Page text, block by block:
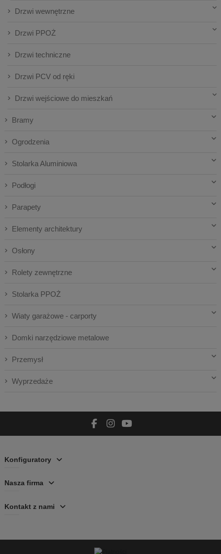
Drzwi wewnętrzne
Drzwi PPOŻ
Drzwi techniczne
Drzwi PCV od ręki
Drzwi wejściowe do mieszkań
Bramy
Ogrodzenia
Stolarka Aluminiowa
Podłogi
Parapety
Elementy architektury
Osłony
Rolety zewnętrzne
Stolarka PPOŻ
Wiaty garażowe - carporty
Domki narzędziowe metalowe
Przemysł
Wyprzedaże
Konfiguratory
Nasza firma
Kontakt z nami